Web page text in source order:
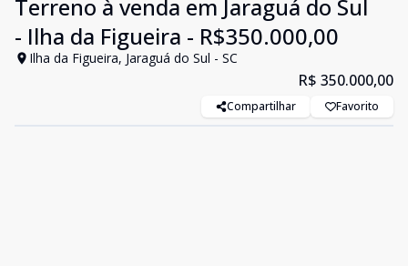
Terreno à venda em Jaraguá do Sul
- Ilha da Figueira - R$350.000,00
Ilha da Figueira, Jaraguá do Sul - SC
R$ 350.000,00
Compartilhar Favorito